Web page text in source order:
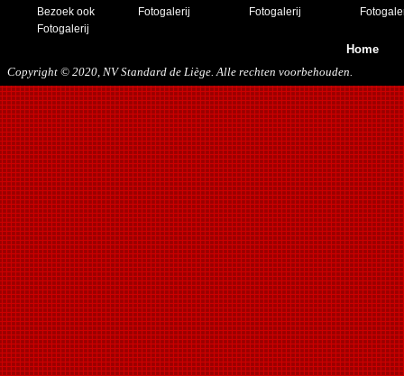
21/12/2019
Bezoek ook
Fotogalerij
Fotogalerij
Fotogalerij
Home
Copyright © 2020, NV Standard de Liège. Alle rechten voorbehouden.